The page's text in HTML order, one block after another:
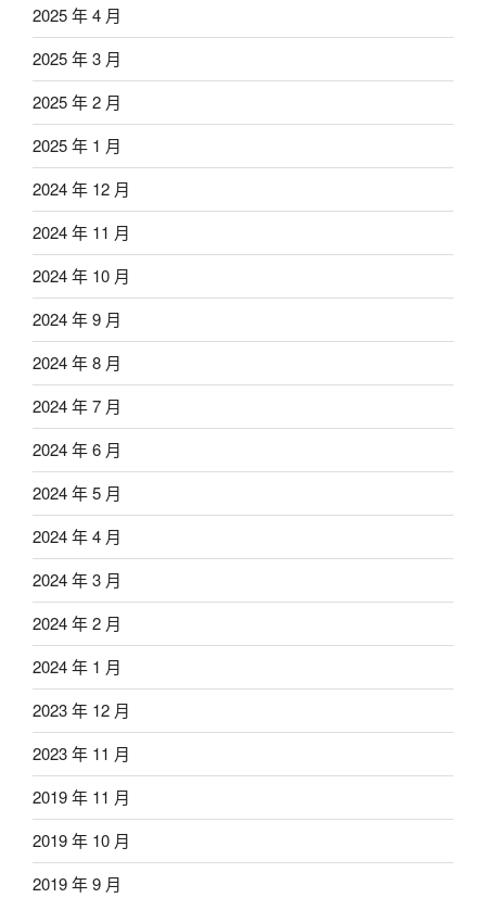
2025 年 4 月
2025 年 3 月
2025 年 2 月
2025 年 1 月
2024 年 12 月
2024 年 11 月
2024 年 10 月
2024 年 9 月
2024 年 8 月
2024 年 7 月
2024 年 6 月
2024 年 5 月
2024 年 4 月
2024 年 3 月
2024 年 2 月
2024 年 1 月
2023 年 12 月
2023 年 11 月
2019 年 11 月
2019 年 10 月
2019 年 9 月